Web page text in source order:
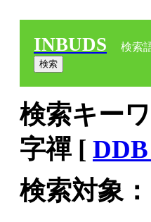
INBUDS 検索
検索キー
字禪 [ DDB
検索対象